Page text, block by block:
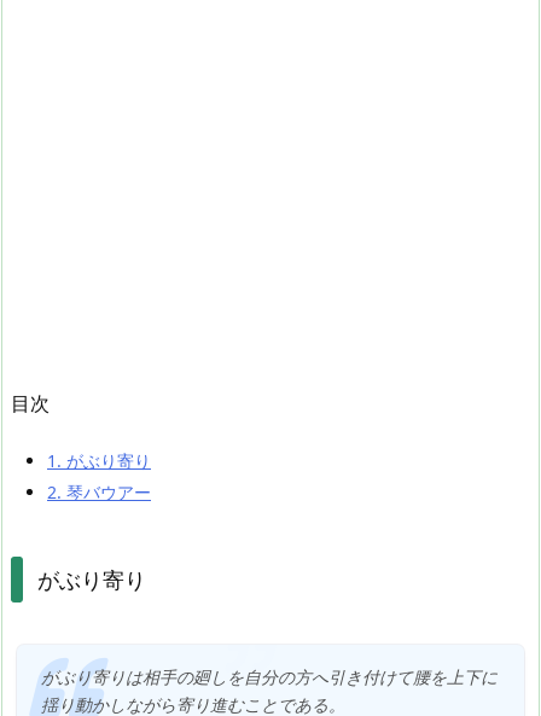
目次
1. がぶり寄り
2. 琴バウアー
がぶり寄り
がぶり寄りは相手の廻しを自分の方へ引き付けて腰を上下に
揺り動かしながら寄り進むことである。